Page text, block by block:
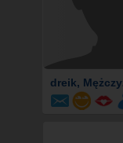
dreik,